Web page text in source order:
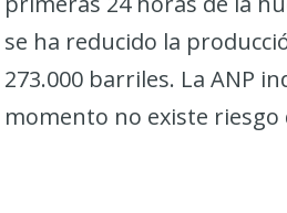
se ha reducido la
273.000 barriles. La ANP
momento no existe riesgo